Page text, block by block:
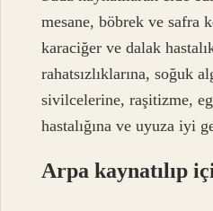
mesane, böbrek ve safra
karaciğer ve dalak
rahatsızlıklarına, soğuk
sivilcelerine, raşitizme,
hastalığına ve uyuza iyi
Arpa kaynatılıp